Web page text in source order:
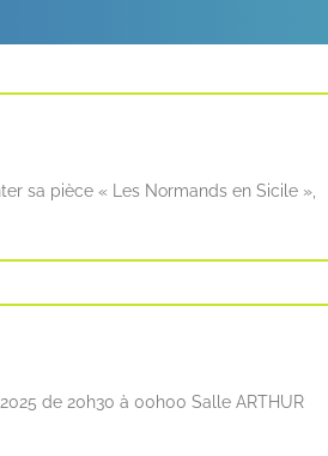
sa pièce « Les Normands en Sicile »,
de 20h30 à 00h00 Salle ARTHUR